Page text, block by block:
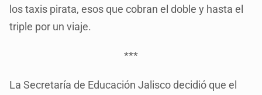
los taxis pirata, esos que cobran el doble y hasta el
triple por un viaje.
***
La Secretaría de Educación Jalisco decidió que el